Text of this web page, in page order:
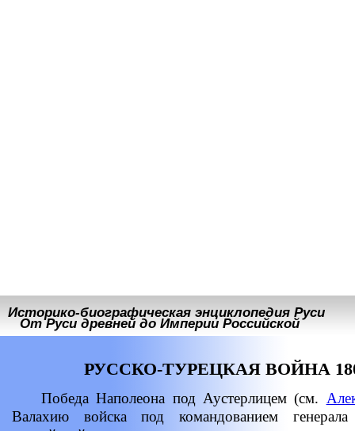
Историко-биографическая энциклопедия Руси
От Руси древней до Империи Российской
РУССКО-ТУРЕЦКАЯ ВОЙНА
Победа Наполеона под Аустерлицем (см.
Валахию войска под командованием